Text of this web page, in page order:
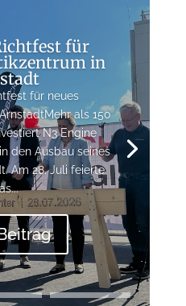
für
in
für neues
als 150
N3 Engine
den Ausbau seines
Am 28. Juli feierte